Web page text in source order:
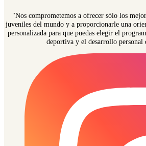
"Nos comprometemos a ofrecer sólo los
juveniles del mundo y a proporcionarle una
personalizada para que puedas elegir el
deportiva y el desarrollo personal